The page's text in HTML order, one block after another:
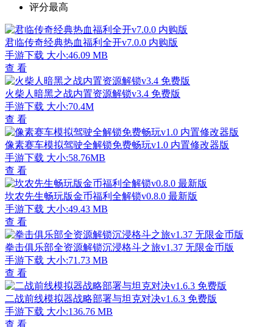
评分最高
君临传奇经典热血福利全开v7.0.0 内购版
手游下载 大小:46.09 MB
查 看
火柴人暗黑之战内置资源解锁v3.4 免费版
手游下载 大小:70.4M
查 看
像素赛车模拟驾驶全解锁免费畅玩v1.0 内置修改器版
手游下载 大小:58.76MB
查 看
坎农先生畅玩版金币福利全解锁v0.8.0 最新版
手游下载 大小:49.43 MB
查 看
拳击俱乐部全资源解锁沉浸格斗之旅v1.37 无限金币版
手游下载 大小:71.73 MB
查 看
二战前线模拟器战略部署与坦克对决v1.6.3 免费版
手游下载 大小:136.76 MB
查 看